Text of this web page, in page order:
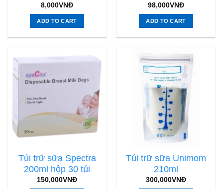
8,000VNĐ
ADD TO CART
98,000VNĐ
ADD TO CART
Túi trữ sữa Spectra
200ml hộp 30 túi
150,000VNĐ
Túi trữ sữa Unimom
210ml
300,000VNĐ